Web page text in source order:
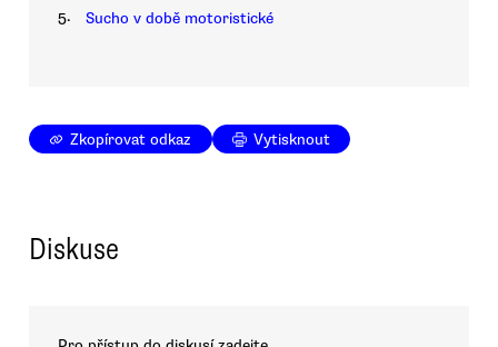
5. Sucho v době motoristické
Zkopírovat odkaz Vytisknout
Diskuse